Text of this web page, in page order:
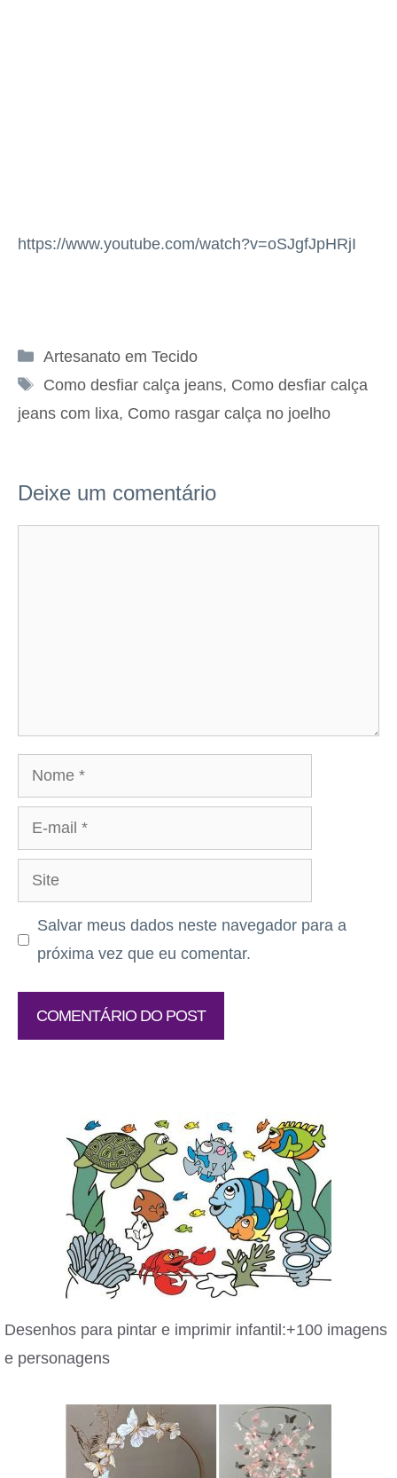
https://www.youtube.com/watch?v=oSJgfJpHRjI
Categorias
Artesanato em Tecido
Tags
Como desfiar calça jeans, Como desfiar calça
jeans com lixa, Como rasgar calça no joelho
Deixe um comentário
Nome
mail
Site
Salvar meus dados neste navegador para a
próxima vez que eu comentar.
Desenhos para pintar e imprimir infantil:+100 imagens
e personagens